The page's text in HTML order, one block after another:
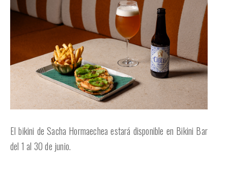
El bikini de Sacha Hormaechea estará disponible en Bikini Bar
del 1 al 30 de junio.